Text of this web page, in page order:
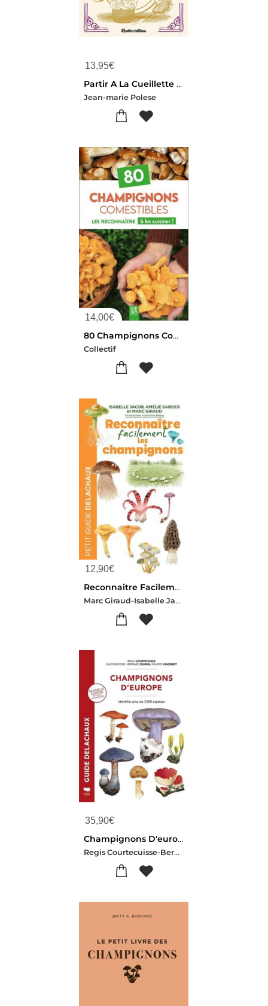
13,95€
Partir A La Cueillette Des Champignons
Jean-marie Polese
14,00€
80 Champignons Comestibles : Les Reconnaitre & Les Cuisiner !
Collectif
12,90€
Reconnaitre Facilement Les Champignons
Marc Giraud-Isabelle Jacob
35,90€
Champignons D'europe : Identifier 3 500 Especes
Regis Courtecuisse-Bernard Duhem-Philippe Vincenot